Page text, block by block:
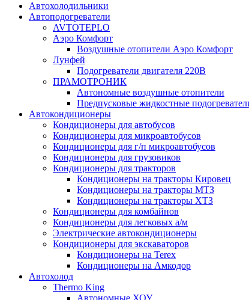
Автохолодильники
Автоподогреватели
AVTOTEPLO
Аэро Комфорт
Воздушные отопители Аэро Комфорт
Лунфей
Подогреватели двигателя 220В
ПРАМОТРОНИК
Автономные воздушные отопители
Предпусковые жидкостные
Автокондиционеры
Кондиционеры для автобусов
Кондиционеры для микроавтобусов
Кондиционеры для г/п микроавтобусов
Кондиционеры для грузовиков
Кондиционеры для тракторов
Кондиционеры на тракторы Кировец
Кондиционеры на тракторы МТЗ
Кондиционеры на тракторы ХТЗ
Кондиционеры для комбайнов
Кондиционеры для легковых а/м
Электрические автокондиционеры
Кондиционеры для экскаваторов
Кондиционеры на Terex
Кондиционеры на Амкодор
Автохолод
Thermo King